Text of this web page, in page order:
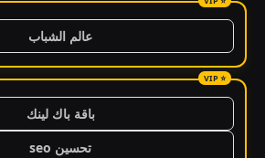
عالم الشباب
باقة باك لينك
تحسين seo